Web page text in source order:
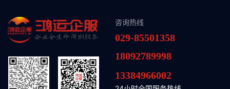
咨询热线
029-85501358
18092789998
13384966002